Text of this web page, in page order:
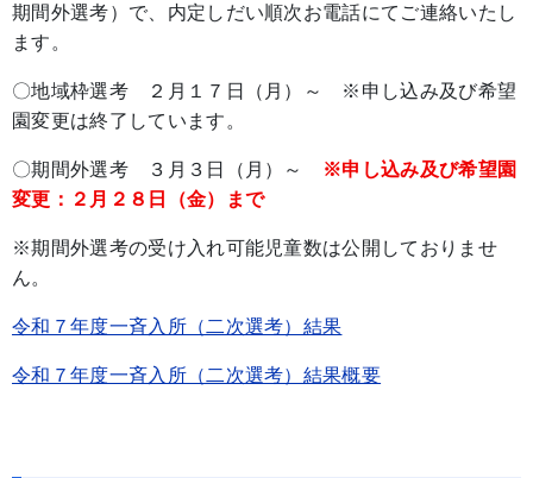
期間外選考）で、内定しだい順次お電話にてご連絡いたし
ます。
〇地域枠選考 ２月１７日（月）～ ※申し込み及び希望
園変更は終了しています。
〇期間外選考 ３月３日（月）～
※申し込み及び希望園
変更：２月２８日（金）まで
※期間外選考の受け入れ可能児童数は公開しておりませ
ん。
令和７年度一斉入所（二次選考）結果
令和７年度一斉入所（二次選考）結果概要